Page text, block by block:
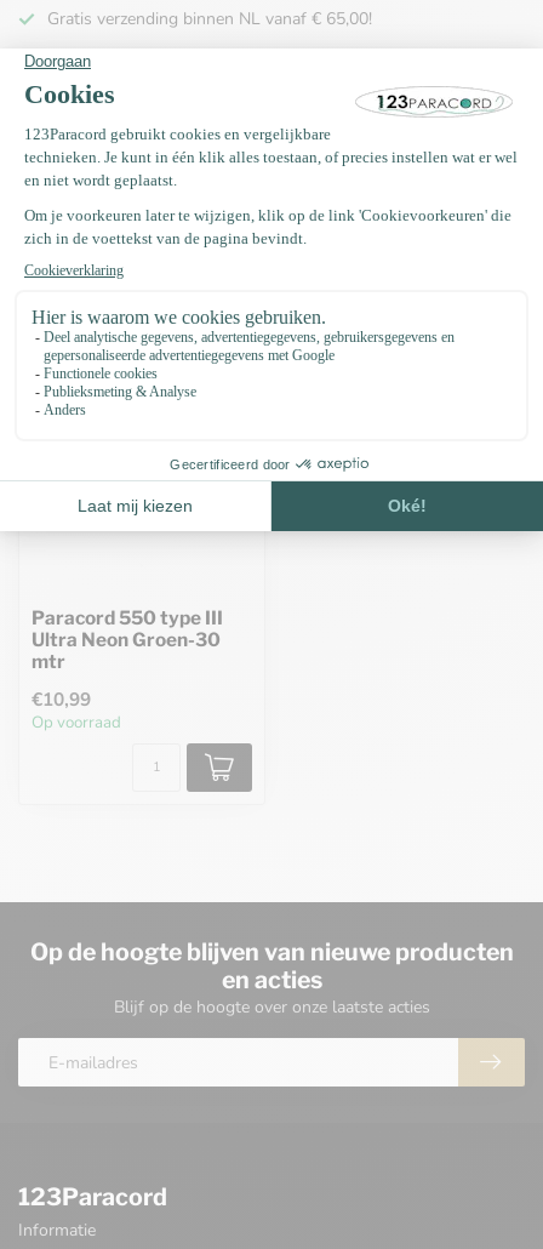
Gratis verzending binnen NL vanaf € 65,00!
Specificaties
Recent bekeken
Paracord 550 type III
Ultra Neon Groen-30
mtr
€10,99
Op voorraad
Op de hoogte blijven van nieuwe producten
en acties
Blijf op de hoogte over onze laatste acties
123Paracord
Informatie